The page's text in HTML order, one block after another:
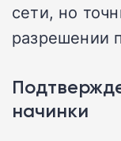
сети, но
разрешении
начинки